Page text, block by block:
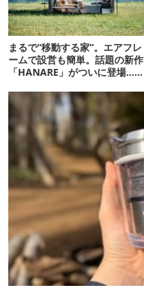
まるで“移動する家”。エアフレ
ームで設営も簡単。話題の新作
「HANARE」がついに登場…！